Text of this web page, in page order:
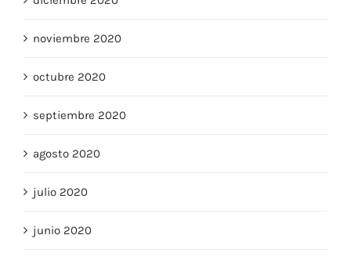
diciembre 2020
noviembre 2020
octubre 2020
septiembre 2020
agosto 2020
julio 2020
junio 2020